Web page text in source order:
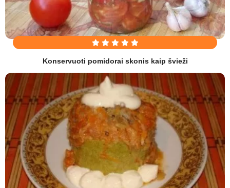
Konservuoti pomidorai skonis kaip švieži